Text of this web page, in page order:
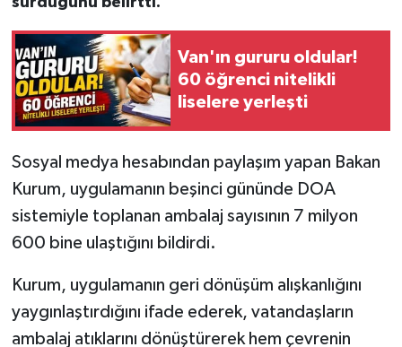
Van'ın gururu oldular!
60 öğrenci nitelikli
liselere yerleşti
Sosyal medya hesabından paylaşım yapan Bakan
Kurum, uygulamanın beşinci gününde DOA
sistemiyle toplanan ambalaj sayısının 7 milyon
600 bine ulaştığını bildirdi.
Kurum, uygulamanın geri dönüşüm alışkanlığını
yaygınlaştırdığını ifade ederek, vatandaşların
ambalaj atıklarını dönüştürerek hem çevrenin